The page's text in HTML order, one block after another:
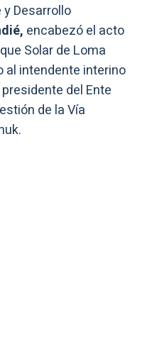
Desarrollo
encabezó el acto
Solar de Loma
al intendente interino
del Ente
de la Vía